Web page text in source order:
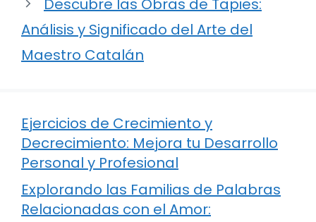
Análisis y Significado del Arte del
Maestro Catalán
Ejercicios de Crecimiento y
Decrecimiento: Mejora tu Desarrollo
Personal y Profesional
Explorando las Familias de Palabras
Relacionadas con el Amor: